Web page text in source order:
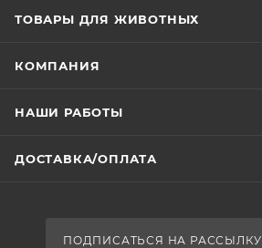
ТОВАРЫ ДЛЯ ЖИВОТНЫХ
КОМПАНИЯ
НАШИ РАБОТЫ
ДОСТАВКА/ОПЛАТА
ПОДПИСАТЬСЯ НА РАССЫЛКУ